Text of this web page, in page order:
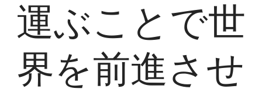
運ぶことで世
界を前進させ